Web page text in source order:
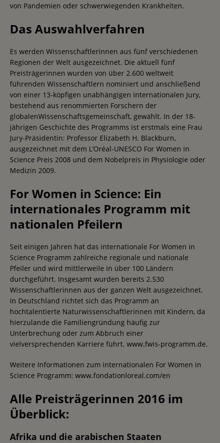
von Pandemien oder schwerwiegenden Krankheiten.
Das Auswahlverfahren
Es werden Wissenschaftlerinnen aus fünf verschiedenen
Regionen der Welt ausgezeichnet. Die aktuell fünf
Preisträgerinnen wurden von über 2.600 weltweit
führenden Wissenschaftlern nominiert und anschließend
von einer 13-köpfigen unabhängigen internationalen Jury,
bestehend aus renommierten Forschern der
globalenWissenschaftsgemeinschaft, gewählt. In der 18-
jährigen Geschichte des Programms ist erstmals eine Frau
Jury-Präsidentin: Professor Elizabeth H. Blackburn,
ausgezeichnet mit dem L’Oréal-UNESCO For Women in
Science Preis 2008 und dem Nobelpreis in Physiologie oder
Medizin 2009.
For Women in Science: Ein
internationales Programm mit
nationalen Pfeilern
Seit einigen Jahren hat das internationale For Women in
Science Programm zahlreiche regionale und nationale
Pfeiler und wird mittlerweile in über 100 Ländern
durchgeführt. Insgesamt wurden bereits 2.530
Wissenschaftlerinnen aus der ganzen Welt ausgezeichnet.
In Deutschland richtet sich das Programm an
hochtalentierte Naturwissenschaftlerinnen mit Kindern, da
hierzulande die Familiengründung häufig zur
Unterbrechung oder zum Abbruch einer
vielversprechenden Karriere führt. www.fwis-programm.de.
Weitere Informationen zum internationalen For Women in
Science Programm: www.fondationloreal.com/en
Alle Preisträgerinnen 2016 im
Überblick:
Afrika und die arabischen Staaten